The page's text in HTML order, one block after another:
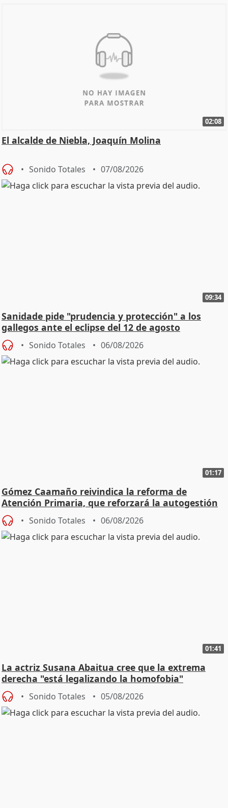
02:08
El alcalde de Niebla, Joaquín Molina
Sonido Totales 07/08/2026
09:34
Sanidade pide "prudencia y protección" a los
gallegos ante el eclipse del 12 de agosto
Sonido Totales 06/08/2026
01:17
Gómez Caamaño reivindica la reforma de
Atención Primaria, que reforzará la autogestión
Sonido Totales 06/08/2026
01:41
La actriz Susana Abaitua cree que la extrema
derecha "está legalizando la homofobia"
Sonido Totales 05/08/2026